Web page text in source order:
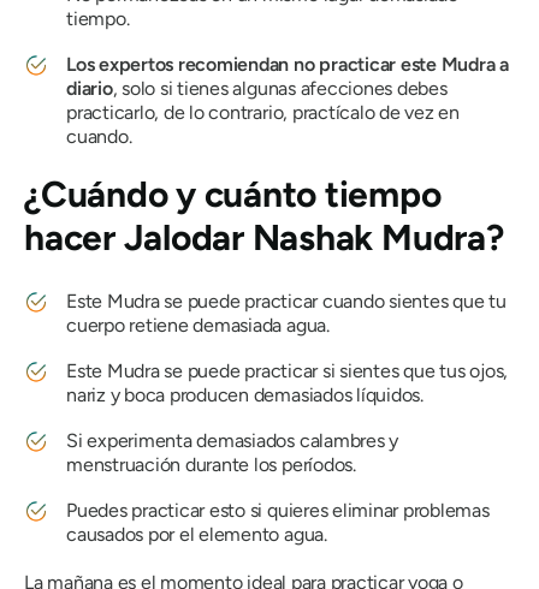
tiempo.
Los expertos recomiendan no practicar este Mudraa
diario, solo si tienes algunas afecciones debes
practicarlo, de lo contrario, practícalo de vez en
cuando.
¿Cuándo y cuánto tiempo
hacerJalodar Nashak Mudra?
Este Mudrase puede practicar cuando sientes que tu
cuerpo retiene demasiada agua.
Este Mudrase puede practicar si sientes que tus ojos,
nariz y boca producen demasiados líquidos.
Si experimenta demasiados calambres y
menstruación durante los períodos.
Puedes practicar esto si quieres eliminar problemas
causados ​​por el elemento agua.
La mañana es el momento ideal para practicar yoga o